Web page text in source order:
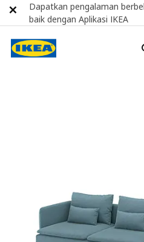
Dapatkan pengalaman
baik dengan Aplikasi IKEA